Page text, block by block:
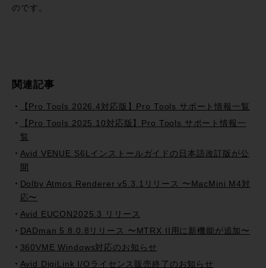
のです。
関連記事
【Pro Tools 2026.4対応版】Pro Tools サポート情報一覧
【Pro Tools 2025.10対応版】Pro Tools サポート情報一
覧
Avid VENUE S6Lインストールガイドの日本語改訂版が公
開
Dolby Atmos Renderer v5.3.1リリース 〜MacMini M4対
応〜
Avid EUCON2025.3 リリース
DADman 5.8.0.8リリース 〜MTRX II用に新機能が追加〜
360VME Windows対応のお知らせ
Avid DigiLink I/Oライセンス販売終了のお知らせ